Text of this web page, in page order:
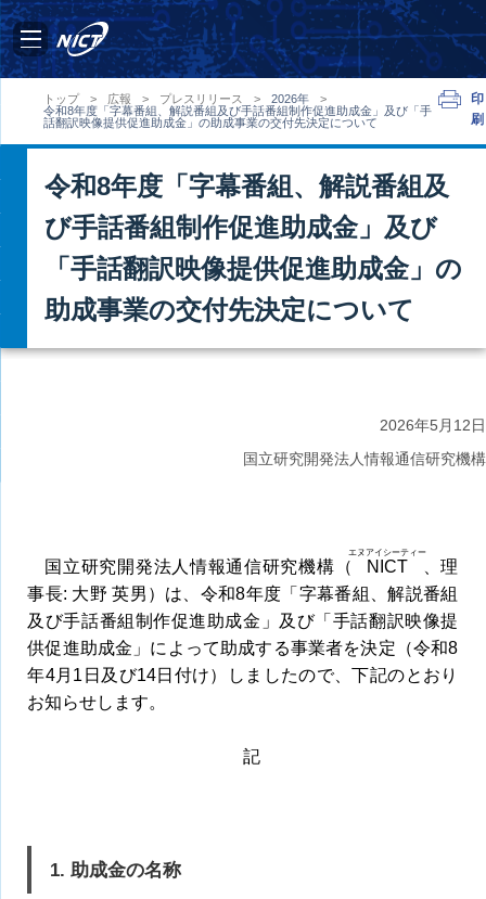
トップ > 広報 > プレスリリース > 2026年
>
令和8年度「字幕番組、解説番組及び手話番組制作促進助成金」及び「手
話翻訳映像提供促進助成金」の助成事業の交付先決定について
印
刷
令和8年度「字幕番組、解説番組及
び手話番組制作促進助成金」及び
「手話翻訳映像提供促進助成金」の
助成事業の交付先決定について
2026年5月12日
国立研究開発法人情報通信研究機構
国立研究開発法人情報通信研究機構（ NICT
エヌアイシーティー
、理
事長: 大野 英男）は、令和8年度「字幕番組、解説番組
及び手話番組制作促進助成金」及び「手話翻訳映像提
供促進助成金」によって助成する事業者を決定（令和8
年4月1日及び14日付け）しましたので、下記のとおり
お知らせします。
記
1. 助成金の名称